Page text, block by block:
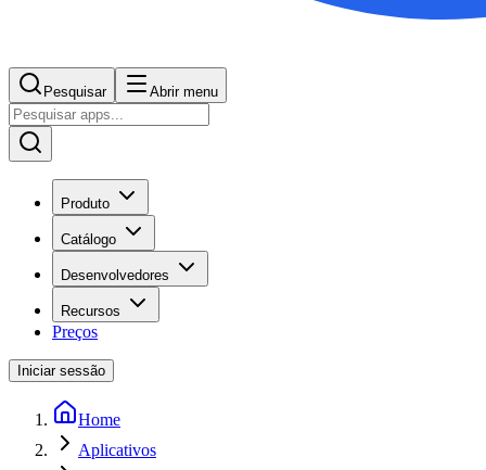
Pesquisar Abrir menu
Produto
Catálogo
Desenvolvedores
Recursos
Preços
Iniciar sessão
Home
Aplicativos